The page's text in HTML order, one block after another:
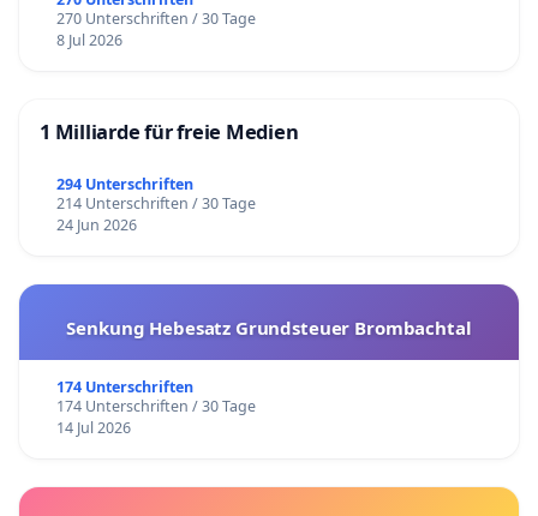
270 Unterschriften / 30 Tage
8 Jul 2026
1 Milliarde für freie Medien
294 Unterschriften
214 Unterschriften / 30 Tage
24 Jun 2026
Senkung Hebesatz Grundsteuer Brombachtal
174 Unterschriften
174 Unterschriften / 30 Tage
14 Jul 2026